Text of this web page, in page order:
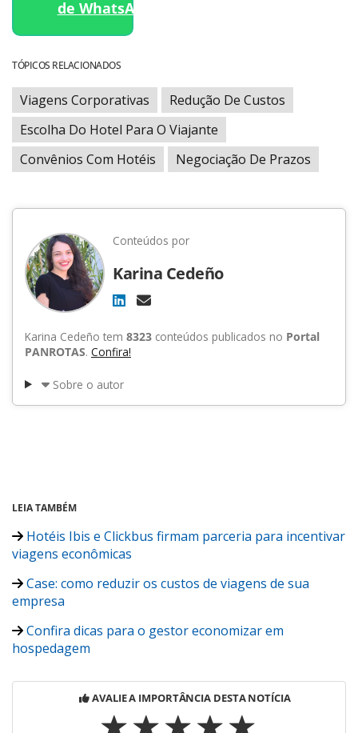
de WhatsApp.
TÓPICOS RELACIONADOS
Viagens Corporativas
Redução De Custos
Escolha Do Hotel Para O Viajante
Convênios Com Hotéis
Negociação De Prazos
Conteúdos por
Karina Cedeño
Karina Cedeño tem 8323 conteúdos publicados no Portal
PANROTAS. Confira!
Sobre o autor
LEIA TAMBÉM
Hotéis Ibis e Clickbus firmam parceria para incentivar
viagens econômicas
Case: como reduzir os custos de viagens de sua
empresa
Confira dicas para o gestor economizar em
hospedagem
AVALIE A IMPORTÂNCIA DESTA NOTÍCIA